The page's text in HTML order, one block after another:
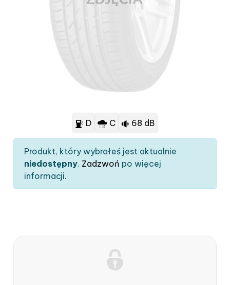
D C 68 dB
Produkt, który wybrałeś jest aktualnie
niedostępny. Zadzwoń po więcej
informacji.